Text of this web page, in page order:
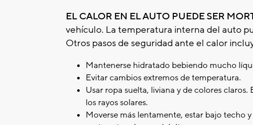
EL CALOR EN EL AUTO PUEDE SER
vehículo. La temperatura interna del auto
Otros pasos de seguridad ante el calor
Mantenerse hidratado bebiendo mucho
Evitar cambios extremos de temperatura.
Usar ropa suelta, liviana y de colores
los rayos solares.
Moverse más lentamente, estar bajo techo